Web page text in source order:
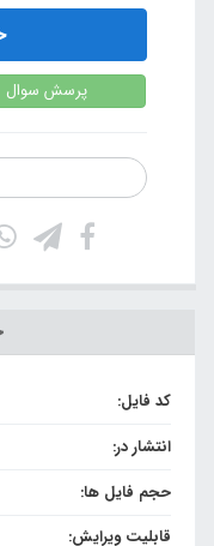
پرسش سوال
کد فایل:
انتشار در:
حجم فایل ها:
قابلیت ویرایش: